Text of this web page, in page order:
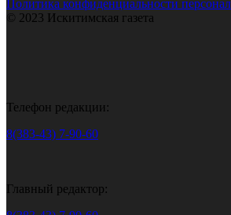
Политика конфиденциальности
© 2023 Искитимская газета
Телефон редакции:
8(383-43) 7-90-60
Главный редактор: